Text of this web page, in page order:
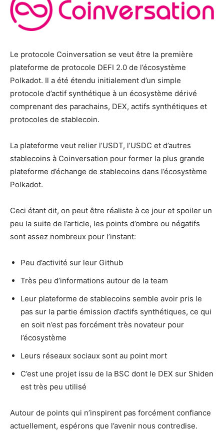
Le protocole Coinversation se veut être la première
plateforme de protocole DEFI 2.0 de l’écosystème
Polkadot. Il a été étendu initialement d’un simple
protocole d’actif synthétique à un écosystème dérivé
comprenant des parachains, DEX, actifs synthétiques et
protocoles de stablecoin.
La plateforme veut relier l’USDT, l’USDC et d’autres
stablecoins à Coinversation pour former la plus grande
plateforme d’échange de stablecoins dans l’écosystème
Polkadot.
Ceci étant dit, on peut être réaliste à ce jour et spoiler un
peu la suite de l’article, les points d’ombre ou négatifs
sont assez nombreux pour l’instant:
Peu d’activité sur leur Github
Très peu d’informations autour de la team
Leur plateforme de stablecoins semble avoir pris le
pas sur la partie émission d’actifs synthétiques, ce qui
en soit n’est pas forcément très novateur pour
l’écosystème
Leurs réseaux sociaux sont au point mort
C’est une projet issu de la BSC dont le DEX sur Shiden
est très peu utilisé
Autour de points qui n’inspirent pas forcément confiance
actuellement, espérons que l’avenir nous contredise.